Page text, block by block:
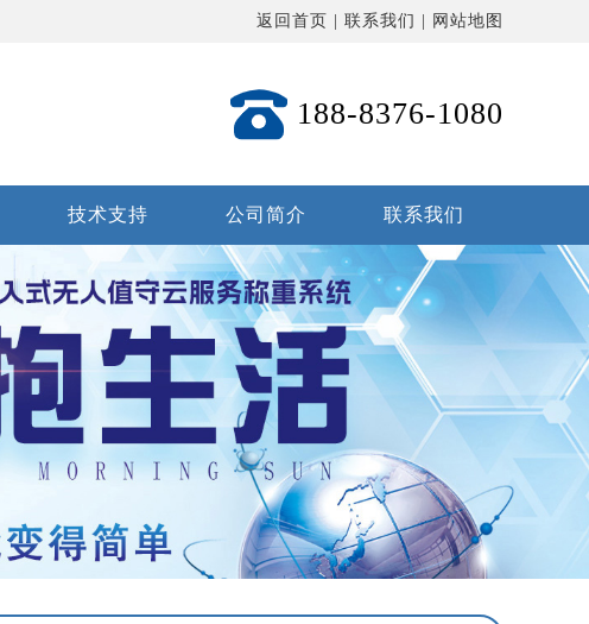
返回首页 联系我们 网站地图
188-8376-1080
技术支持 公司简介 联系我们